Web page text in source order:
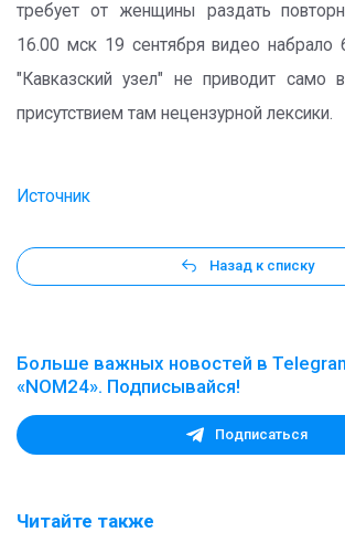
требует от женщины раздать
16.00 мск 19 сентября видео набрало
"Кавказский узел" не приводит само
присутствием там нецензурной лексики.
Источник
Назад к списку
Больше важных новостей в
«NOM24». Подписывайся!
Подписаться
Читайте также